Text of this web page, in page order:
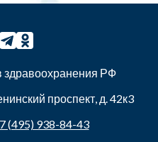
РФ
проспект, д. 42к3
(495) 938-84-43